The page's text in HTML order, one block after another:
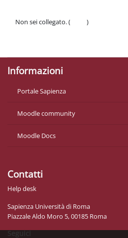
Non sei collegato. (
)
Informazioni
Portale Sapienza
Moodle community
Moodle Docs
Contatti
Help desk
Sapienza Università di Roma
Piazzale Aldo Moro 5, 00185 Roma
Seguici